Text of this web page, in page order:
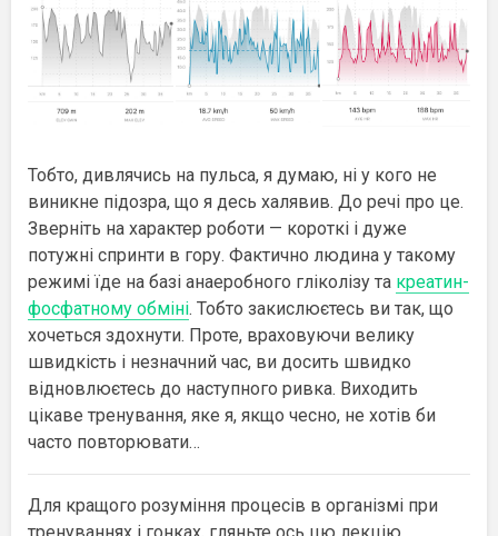
Тобто, дивлячись на пульса, я думаю, ні у кого не
виникне підозра, що я десь халявив. До речі про це.
Зверніть на характер роботи — короткі і дуже
потужні спринти в гору. Фактично людина у такому
режимі їде на базі анаеробного гліколізу та креатин-
фосфатному обміні. Тобто закислюєтесь ви так, що
хочеться здохнути. Проте, враховуючи велику
швидкість і незначний час, ви досить швидко
відновлюєтесь до наступного ривка. Виходить
цікаве тренування, яке я, якщо чесно, не хотів би
часто повторювати…
Для кращого розуміння процесів в організмі при